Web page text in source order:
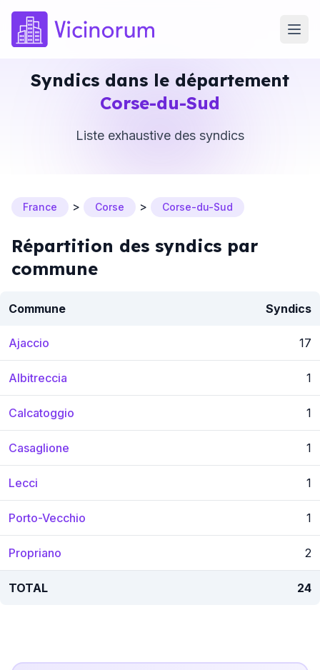
Syndics dans le département
Corse-du-Sud
Liste exhaustive des syndics
France > Corse > Corse-du-Sud
Répartition des syndics par
commune
Commune Syndics
Ajaccio 17
Albitreccia 1
Calcatoggio 1
Casaglione 1
Lecci 1
Porto-Vecchio 1
Propriano 2
TOTAL 24